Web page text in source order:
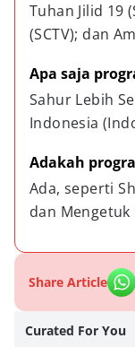
Tuhan Jilid 19
(SCTV); dan
Apa saja
Sahur Lebih
Indonesia
Adakah
Ada, seperti
dan Mengetuk
Share Article
Curated For You